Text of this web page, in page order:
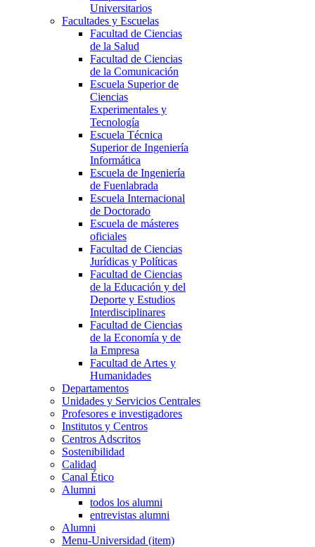
Universitarios
Facultades y Escuelas
Facultad de Ciencias
de la Salud
Facultad de Ciencias
de la Comunicación
Escuela Superior de
Ciencias
Experimentales y
Tecnología
Escuela Técnica
Superior de Ingeniería
Informática
Escuela de Ingeniería
de Fuenlabrada
Escuela Internacional
de Doctorado
Escuela de másteres
oficiales
Facultad de Ciencias
Jurídicas y Políticas
Facultad de Ciencias
de la Educación y del
Deporte y Estudios
Interdisciplinares
Facultad de Ciencias
de la Economía y de
la Empresa
Facultad de Artes y
Humanidades
Departamentos
Unidades y Servicios Centrales
Profesores e investigadores
Institutos y Centros
Centros Adscritos
Sostenibilidad
Calidad
Canal Ético
Alumni
todos los alumni
entrevistas alumni
Alumni
Menu-Universidad (item)